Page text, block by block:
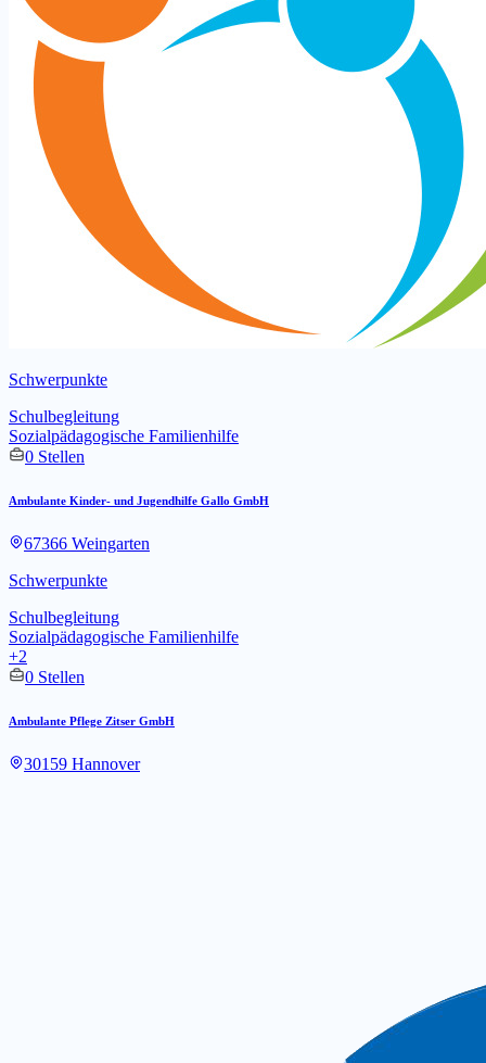
Schwerpunkte
Schulbegleitung
Sozialpädagogische Familienhilfe
0 Stellen
Ambulante Kinder- und Jugendhilfe Gallo GmbH
67366 Weingarten
Schwerpunkte
Schulbegleitung
Sozialpädagogische Familienhilfe
+2
0 Stellen
Ambulante Pflege Zitser GmbH
30159 Hannover